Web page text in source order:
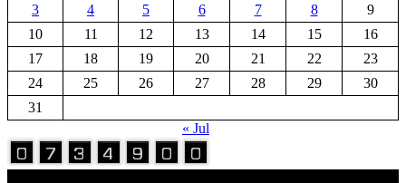
3
4 5 6 7 8
9
10
11 12 13 14 15
16
17
18 19 20 21 22
23
24
25 26 27 28 29
30
31
« Jul